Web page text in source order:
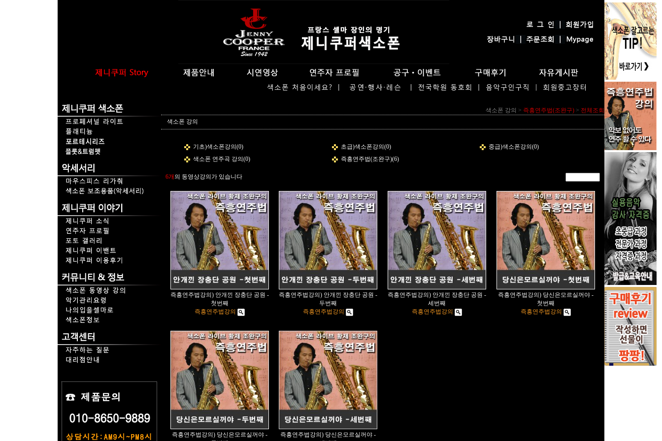
색소폰 강의 > 즉흥연주법(조완구) > 전체조회
색소폰 강의
기초)색소폰강의(0) 초급)색소폰강의(0)
중급)색소폰강의(0)
색소폰 연주곡 강의(0)
즉흥연주법(조완구)(6)
6개 의 동영상강의가 있습니다
즉흥연주법강의) 안개낀 장충단 공원 -
첫번째
즉흥연주법강의
즉흥연주법강의) 안개낀 장충단 공원 -
두번째
즉흥연주법강의
즉흥연주법강의) 안개낀 장충단 공원 -
세번째
즉흥연주법강의
즉흥연주법강의) 당신은모르실꺼야 -
첫번째
즉흥연주법강의
즉흥연주법강의) 당신은모르실꺼야 -
즉흥연주법강의) 당신은모르실꺼야 -